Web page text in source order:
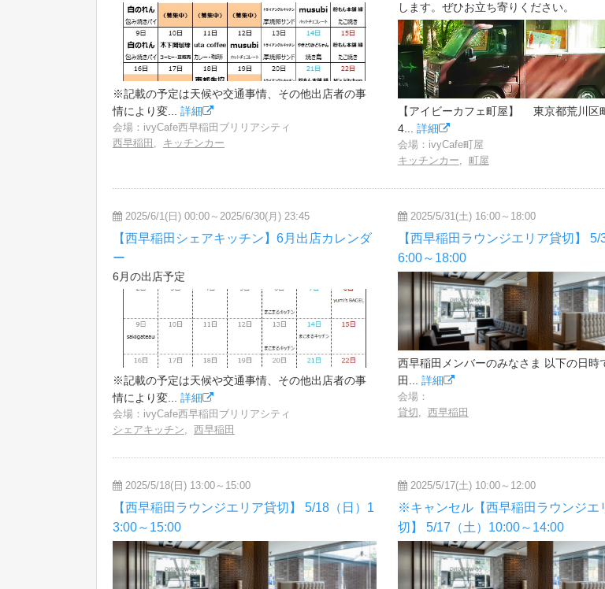
※記載の予定は天候や交通事情、その他出店者の事
情により変... 詳細
会場：ivyCafe西早稲田ブリリアシティ
西早稲田 , キッチンカー
します。ぜひお立ち寄りください。
【アイビーカフェ町屋】 東京都荒川区
4... 詳細
会場：ivyCafe町屋
キッチンカー, 町屋
2025/6/1(日) 00:00～2025/6/30(月) 23:45
【西早稲田シェアキッチン】6月出店カレンダ
ー
6月の出店予定
※記載の予定は天候や交通事情、その他出店者の事
情により変... 詳細
会場：ivyCafe西早稲田ブリリアシティ
シェアキッチン, 西早稲田
2025/5/31(土) 16:00～18:00
【西早稲田ラウンジエリア貸切】 5/
6:00～18:00
西早稲田メンバーのみなさま 以下の日時
田... 詳細
会場：
貸切, 西早稲田
2025/5/18(日) 13:00～15:00
【西早稲田ラウンジエリア貸切】 5/18（日）1
3:00～15:00
2025/5/17(土) 10:00～12:00
※キャンセル【西早稲田ラウンジエ
切】 5/17（土）10:00～14:00